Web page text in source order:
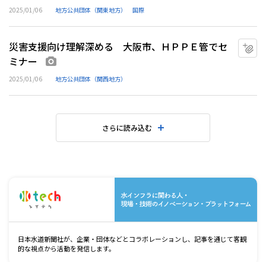
2025/01/06 地方公共団体（関東地方） 国際
災害支援向け理解深める 大阪市、ＨＰＰＥ管でセ
ミナー
2025/01/06 地方公共団体（関西地方）
さらに読み込む
日本水道新聞社が、企業・団体などとコラボレーションし、記事を通じて客観
的な視点から活動を発信します。